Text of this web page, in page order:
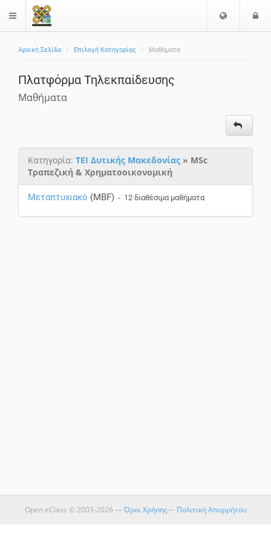
$langMenu
Επιλογή
Αρχική Σελίδα Επιλογή Κατηγορίας Μαθήματα
Πλατφόρμα Τηλεκπαίδευσης
Μαθήματα
Κατηγορία: ΤΕΙ Δυτικής Μακεδονίας » MSc
Τραπεζική & Χρηματοοικονομική
Μεταπτυχιακό (MBF) - 12 διαθέσιμα μαθήματα
Open eClass © 2003-2026 —Όροι Χρήσης— Πολιτική Απορρήτου